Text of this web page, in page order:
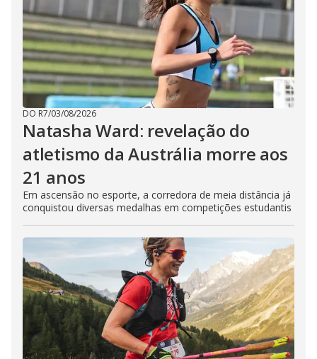
DO R7/03/08/2026
Natasha Ward: revelação do
atletismo da Austrália morre aos
21 anos
Em ascensão no esporte, a corredora de meia distância já
conquistou diversas medalhas em competições estudantis